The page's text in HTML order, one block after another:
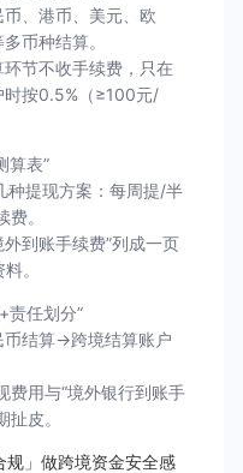
、港币、美元、欧
币种结算。
节不收手续费，只在
时按0.5%（≥100元/
算表”
种提现方案：每周提/半
。
到账手续费”列成一页
。
责任划分”
币结算→跨境结算账户
费用与“境外银行到账手
皮。
」做跨境资金安全感